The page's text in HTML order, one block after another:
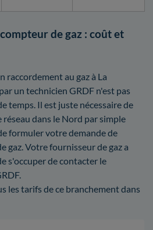
de gaz : coût et
raccordement au gaz à La
un technicien GRDF n'est pas
temps. Il est juste nécessaire de
dans le Nord par simple
formuler votre demande de
gaz. Votre fournisseur de gaz a
s'occuper de contacter le
les tarifs de ce branchement dans